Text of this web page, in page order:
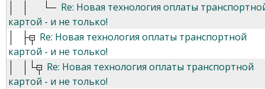
Re: Новая технология оплаты
картой - и не только!
Re: Новая технология оплаты транспортной
картой - и не только!
Re: Новая технология оплаты транспортной
картой - и не только!